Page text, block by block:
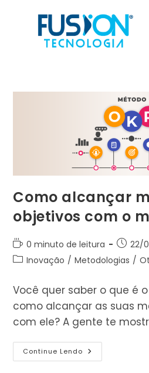
Como alcançar
objetivos com o
Tempo
de
0 minuto de leitura
Post22/
Categoria
post:
Inovação / Metodologias /
Você quer saber o que é
como alcançar as suas
com ele? A gente te
Continue Lendo Como
Alcançar